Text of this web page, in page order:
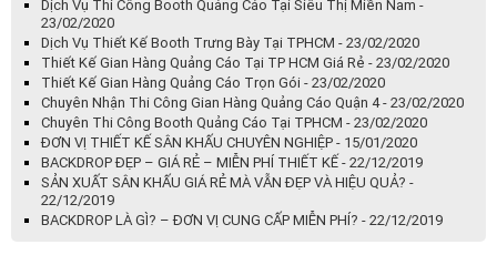
Dịch Vụ Thi Công Booth Quảng Cáo Tại Siêu Thị Miền Nam -
23/02/2020
Dịch Vụ Thiết Kế Booth Trưng Bày Tại TPHCM - 23/02/2020
Thiết Kế Gian Hàng Quảng Cáo Tại TP HCM Giá Rẻ - 23/02/2020
Thiết Kế Gian Hàng Quảng Cáo Trọn Gói - 23/02/2020
Chuyên Nhận Thi Công Gian Hàng Quảng Cáo Quận 4 - 23/02/2020
Chuyên Thi Công Booth Quảng Cáo Tại TPHCM - 23/02/2020
ĐƠN VỊ THIẾT KẾ SÂN KHẤU CHUYÊN NGHIỆP - 15/01/2020
BACKDROP ĐẸP – GIÁ RẺ – MIỄN PHÍ THIẾT KẾ - 22/12/2019
SẢN XUẤT SÂN KHẤU GIÁ RẺ MÀ VẪN ĐẸP VÀ HIỆU QUẢ? -
22/12/2019
BACKDROP LÀ GÌ? – ĐƠN VỊ CUNG CẤP MIỄN PHÍ? - 22/12/2019